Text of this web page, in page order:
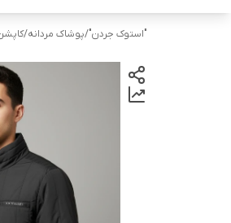
"استوک جردن"/پوشاک مردانه/